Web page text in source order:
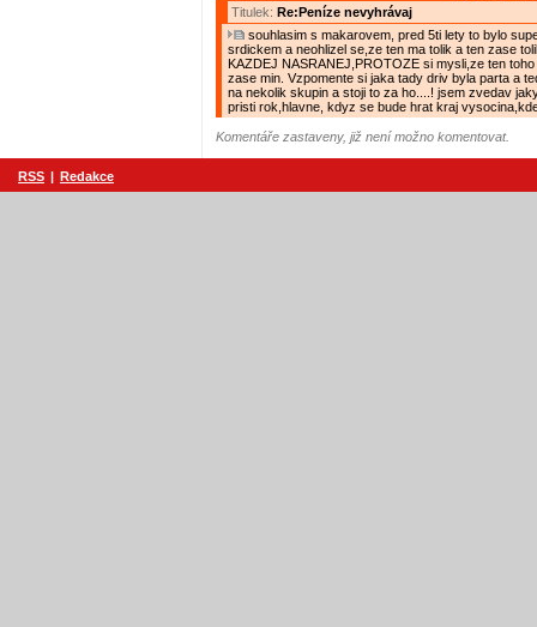
Titulek: Re:Peníze nevyhrávaj
souhlasim s makarovem, pred 5ti lety to bylo
srdickem a neohlizel se,ze ten ma tolik a ten zase
KAZDEJ NASRANEJ,PROTOZE si mysli,ze ten
zase min. Vzpomente si jaka tady driv byla parta a
na nekolik skupin a stoji to za ho....! jsem zvedav
pristi rok,hlavne, kdyz se bude hrat kraj
Komentáře zastaveny, již není možno komentovat.
RSS | Redakce